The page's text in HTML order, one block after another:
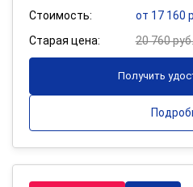
Стоимость:
от 17 160
Старая цена:
20 760 руб.
Получить